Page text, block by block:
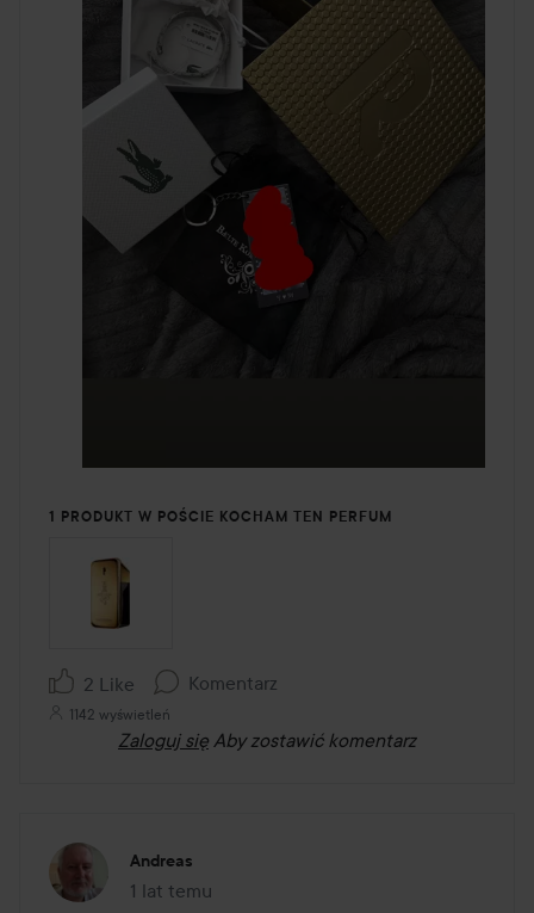
1 PRODUKT W POŚCIE KOCHAM TEN PERFUM
2 Like Komentarz
1142 wyświetleń
Zaloguj się Aby zostawić komentarz
Andreas
1 lat temu
Post został utworzony 1 lat temu